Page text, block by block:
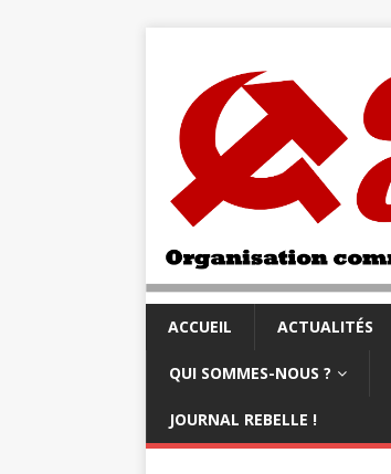
ACCUEIL ACTUALITÉS
QUI SOMMES-NOUS ?
JOURNAL REBELLE !